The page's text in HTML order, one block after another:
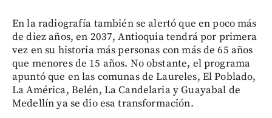
En la radiografía también se alertó que en poco más
de diez años, en 2037, Antioquia tendrá por primera
vez en su historia más personas con más de 65 años
que menores de 15 años. No obstante, el programa
apuntó que en las comunas de Laureles, El Poblado,
La América, Belén, La Candelaria y Guayabal de
Medellín ya se dio esa transformación.